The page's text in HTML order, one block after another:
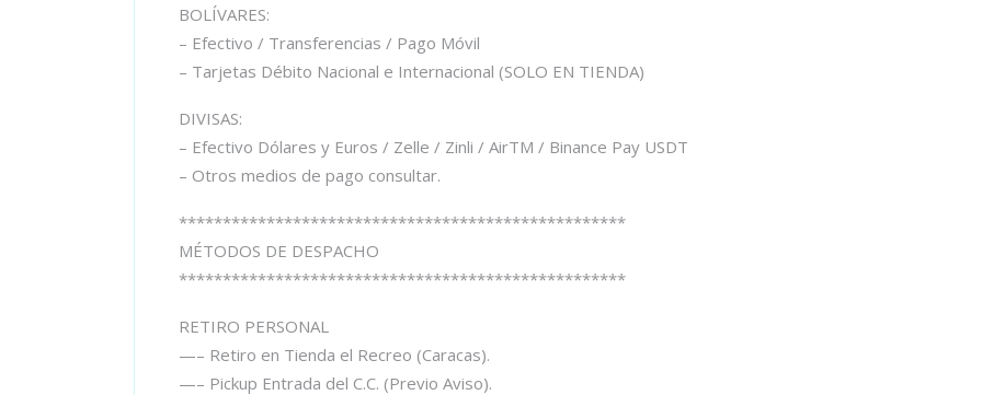
BOLÍVARES:
– Efectivo / Transferencias / Pago Móvil
– Tarjetas Débito Nacional e Internacional (SOLO EN TIENDA)
DIVISAS:
– Efectivo Dólares y Euros / Zelle / Zinli / AirTM / Binance Pay USDT
– Otros medios de pago consultar.
***************************************************
MÉTODOS DE DESPACHO
***************************************************
RETIRO PERSONAL
—– Retiro en Tienda el Recreo (Caracas).
—– Pickup Entrada del C.C. (Previo Aviso).